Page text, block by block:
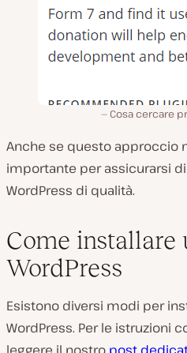
Cosa cercare
Anche se questo approccio
importante per assicurarsi
WordPress di qualità.
Come installare
WordPress
Esistono diversi modi per
WordPress. Per le istruzioni